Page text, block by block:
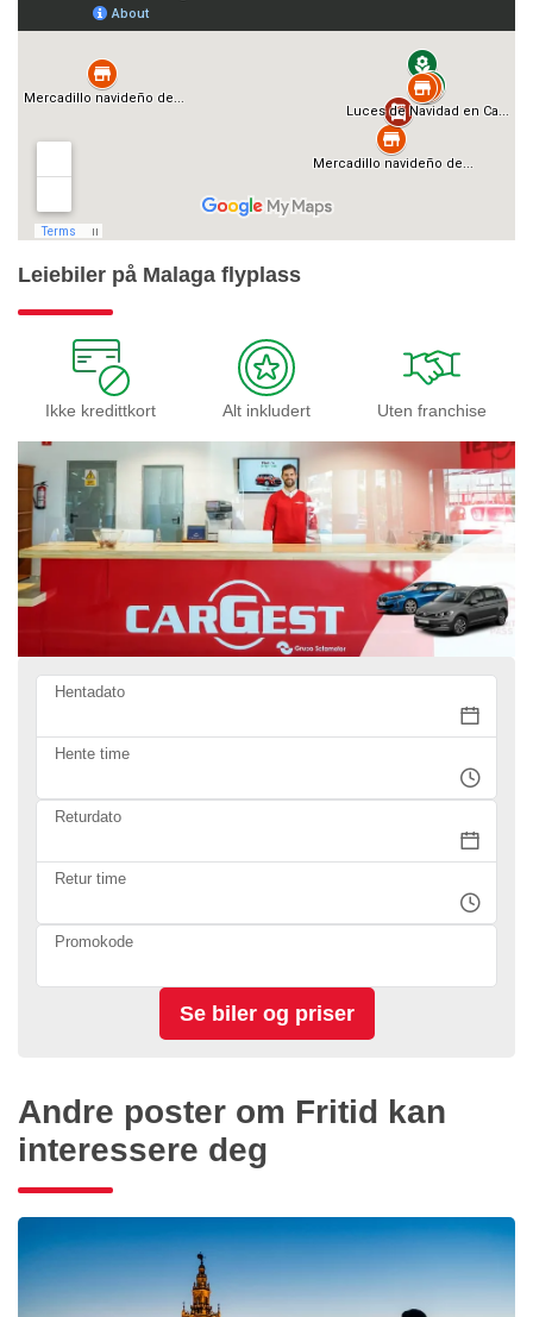
Leiebiler på Malaga flyplass
Ikke kredittkort Alt inkludert Uten franchise
Hentadato
Hente time
Returdato
Retur time
Promokode
Andre poster om Fritid kan
interessere deg